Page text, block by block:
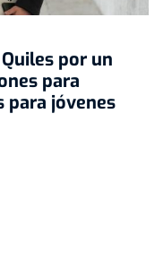
por un
para
para jóvenes